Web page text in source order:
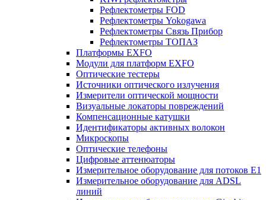
Рефлектометры FOD
Рефлектометры Yokogawa
Рефлектометры Связь Прибор
Рефлектометры ТОПАЗ
Платформы EXFO
Модули для платформ EXFO
Оптические тестеры
Источники оптического излучения
Измерители оптической мощности
Визуальные локаторы повреждений
Компенсационные катушки
Идентификаторы активных волокон
Микроскопы
Оптические телефоны
Цифровые аттенюаторы
Измерительное оборудование для потоков Е1
Измерительное оборудование для ADSL
линий